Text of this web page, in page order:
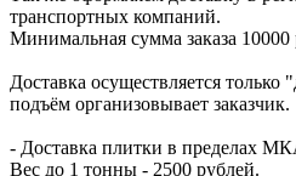
транспортных компаний.
Минимальная сумма заказа 10000
Доставка осуществляется только
подъём организовывает заказчик.
- Доставка плитки в пределах
Вес до 1 тонны - 2500 рублей.